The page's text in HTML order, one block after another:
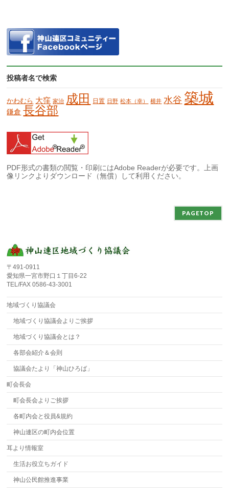
投稿者名で検索
かわむら 大窪 家治 成田 日置 日野 松本（幸） 横井 水谷 築城
鎌倉 長谷部
PDF形式の書類の閲覧・印刷にはAdobe Readerが必要です。上画
像リンクよりダウンロード（無償）して利用ください。
PAGETOP
〒491-0911
愛知県一宮市野口１丁目6-22
TEL/FAX 0586-43-3001
地域づくり協議会
地域づくり協議会よりご挨拶
地域づくり協議会とは？
各部会紹介＆会則
協議会たより「神山ひろば」
町会長会
町会長会よりご挨拶
各町内会と役員&規約
神山連区の町内会位置
耳より情報室
生活お役立ちガイド
神山公民館推進事業